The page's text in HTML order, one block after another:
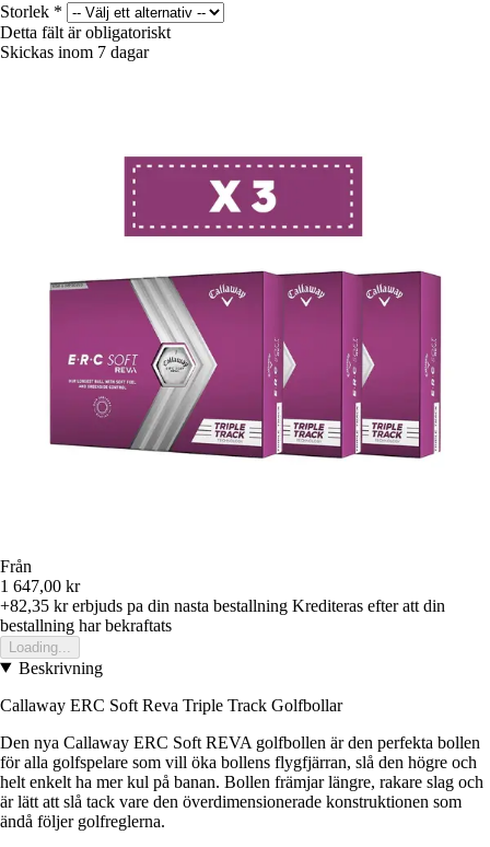
Storlek *
Detta fält är obligatoriskt
Skickas inom 7 dagar
Från
1 647,00 kr
+82,35 krerbjuds pa din nasta bestallning Krediteras efter att din
bestallning har bekraftats
Loading...
Beskrivning
Callaway ERC Soft Reva Triple Track Golfbollar
Den nya Callaway ERC Soft REVA golfbollen är den perfekta bollen
för alla golfspelare som vill öka bollens flygfjärran, slå den högre och
helt enkelt ha mer kul på banan. Bollen främjar längre, rakare slag och
är lätt att slå tack vare den överdimensionerade konstruktionen som
ändå följer golfreglerna.